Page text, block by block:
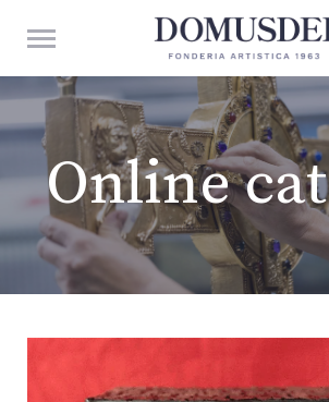
Online